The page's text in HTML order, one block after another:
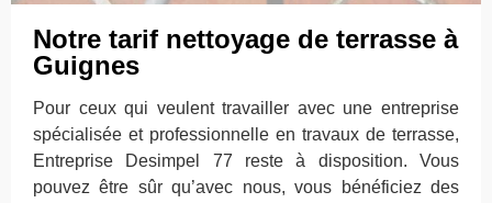
Notre tarif nettoyage de terrasse à
Guignes
Pour ceux qui veulent travailler avec une entreprise
spécialisée et professionnelle en travaux de terrasse,
Entreprise Desimpel 77 reste à disposition. Vous
pouvez être sûr qu’avec nous, vous bénéficiez des